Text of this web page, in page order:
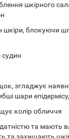
шкірного
блокуючи
судин
згладжує
шари
колір обличчя
та мають